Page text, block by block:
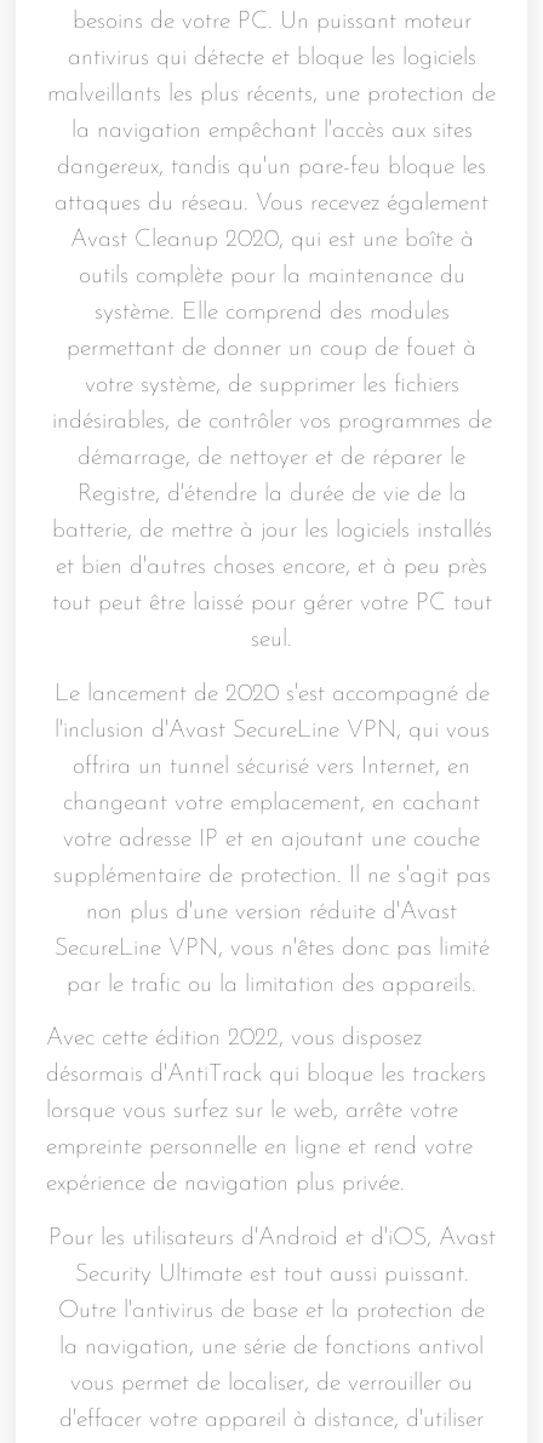
besoins de votre PC. Un puissant moteur
antivirus qui détecte et bloque les logiciels
malveillants les plus récents, une protection de
la navigation empêchant l'accès aux sites
dangereux, tandis qu'un pare-feu bloque les
attaques du réseau. Vous recevez également
Avast Cleanup 2020, qui est une boîte à
outils complète pour la maintenance du
système. Elle comprend des modules
permettant de donner un coup de fouet à
votre système, de supprimer les fichiers
indésirables, de contrôler vos programmes de
démarrage, de nettoyer et de réparer le
Registre, d'étendre la durée de vie de la
batterie, de mettre à jour les logiciels installés
et bien d'autres choses encore, et à peu près
tout peut être laissé pour gérer votre PC tout
seul.
Le lancement de 2020 s'est accompagné de
l'inclusion d'Avast SecureLine VPN, qui vous
offrira un tunnel sécurisé vers Internet, en
changeant votre emplacement, en cachant
votre adresse IP et en ajoutant une couche
supplémentaire de protection. Il ne s'agit pas
non plus d'une version réduite d'Avast
SecureLine VPN, vous n'êtes donc pas limité
par le trafic ou la limitation des appareils.
Avec cette édition 2022, vous disposez
désormais d'AntiTrack qui bloque les trackers
lorsque vous surfez sur le web, arrête votre
empreinte personnelle en ligne et rend votre
expérience de navigation plus privée.
Pour les utilisateurs d'Android et d'iOS, Avast
Security Ultimate est tout aussi puissant.
Outre l'antivirus de base et la protection de
la navigation, une série de fonctions antivol
vous permet de localiser, de verrouiller ou
d'effacer votre appareil à distance, d'utiliser